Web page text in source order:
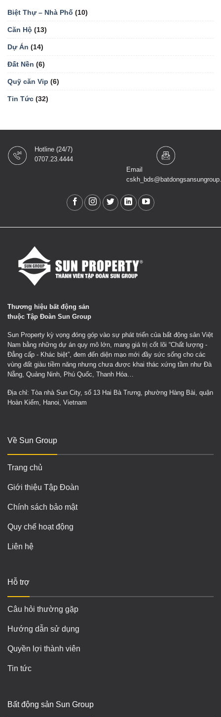
Biệt Thự – Nhà Phố (10)
Căn Hộ (13)
Dự Án (14)
Đất Nền (6)
Quỹ căn Vip (6)
Tin Tức (32)
Hotline (24/7)
0707.23.4444
Email
Thương hiệu bất động sản
thuộc Tập Đoàn Sun Group
Sun Property kỳ vọng đóng góp vào sự phát triển của bất động sản Việt
Nam bằng những dự án quy mô lớn, mang giá trị cốt lõi “Chất lượng -
Đẳng cấp - Khác biệt”, đem đến diện mạo mới đầy sức sống cho các
vùng đất giàu tiềm năng nhưng chưa được khai thác xứng tầm như Đà
Nẵng, Quảng Ninh, Phú Quốc, Thanh Hóa…
Địa chỉ: Tòa nhà Sun City, số 13 Hai Bà Trưng, phường Hàng Bài, quận
Hoàn Kiếm, Hanoi, Vietnam
Về Sun Group
Trang chủ
Giới thiệu Tập Đoàn
Chính sách bảo mật
Quy chế hoạt động
Liên hệ
Hỗ trợ
Câu hỏi thường gặp
Hướng dẫn sử dụng
Quyền lợi thành viên
Tin tức
Bất động sản Sun Group